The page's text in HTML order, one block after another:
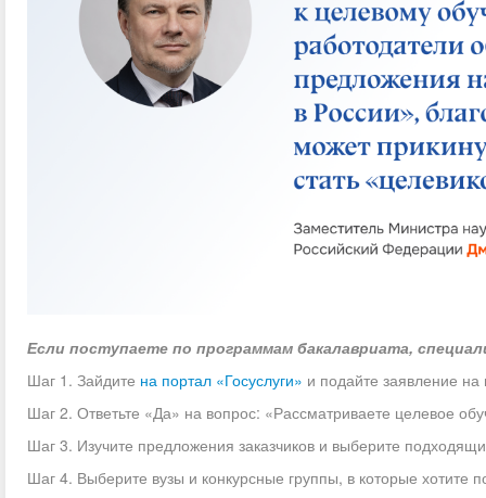
Если поступаете по программам бакалавриата,
Шаг 1. Зайдите на портал «Госуслуги» и подайте заявление на
Шаг 2. Ответьте «Да» на вопрос: «Рассматриваете целевое
Шаг 3. Изучите предложения заказчиков и выберите
Шаг 4. Выберите вузы и конкурсные группы, в которые хотите